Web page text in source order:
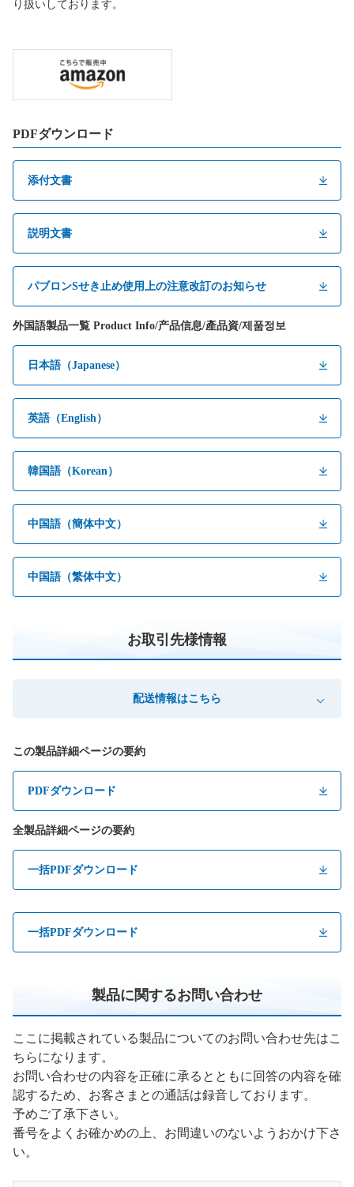
り扱いしております。
PDFダウンロード
添付文書
説明文書
パブロンSせき止め使用上の注意改訂のお知らせ
外国語製品一覧 Product Info/产品信息/產品資/제품정보
日本語（Japanese）
英語（English）
韓国語（Korean）
中国語（簡体中文）
中国語（繁体中文）
お取引先様情報
配送情報はこちら
この製品詳細ページの要約
PDFダウンロード
全製品詳細ページの要約
一括PDFダウンロード
一括PDFダウンロード
製品に関するお問い合わせ
ここに掲載されている製品についてのお問い合わせ先はこ
ちらになります。
お問い合わせの内容を正確に承るとともに回答の内容を確
認するため、お客さまとの通話は録音しております。
予めご了承下さい。
番号をよくお確かめの上、お間違いのないようおかけ下さ
い。